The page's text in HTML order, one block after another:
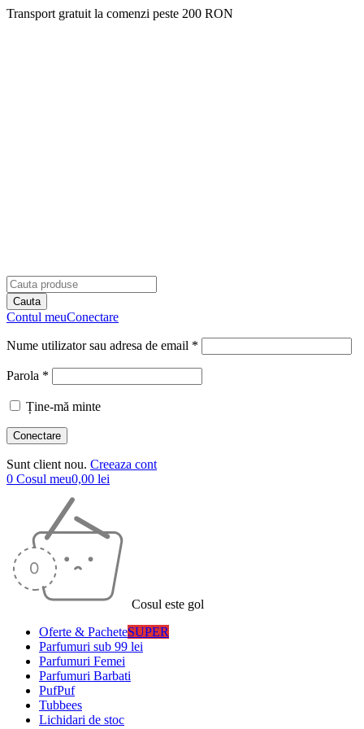
Transport gratuit la comenzi peste 200 RON
Contul meuConectare
Nume utilizator sau adresa de email *
Parola *
Ține-mă minte
Sunt client nou. Creeaza cont
0 Cosul meu0,00 lei
Cosul este gol
Oferte & PacheteSUPER
Parfumuri sub 99 lei
Parfumuri Femei
Parfumuri Barbati
PufPuf
Tubbees
Lichidari de stoc